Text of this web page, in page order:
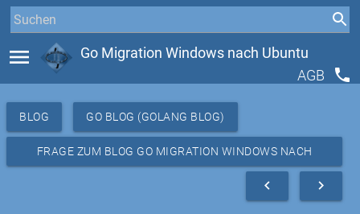
menu
Go Migration Windows nach Ubuntu
AGB
phone
BLOG GO BLOG (GOLANG BLOG)
FRAGE ZUM BLOG GO MIGRATION WINDOWS NACH
navigate_next
navigate_before